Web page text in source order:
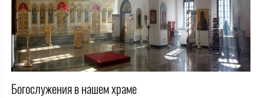
Богослужения в нашем храме